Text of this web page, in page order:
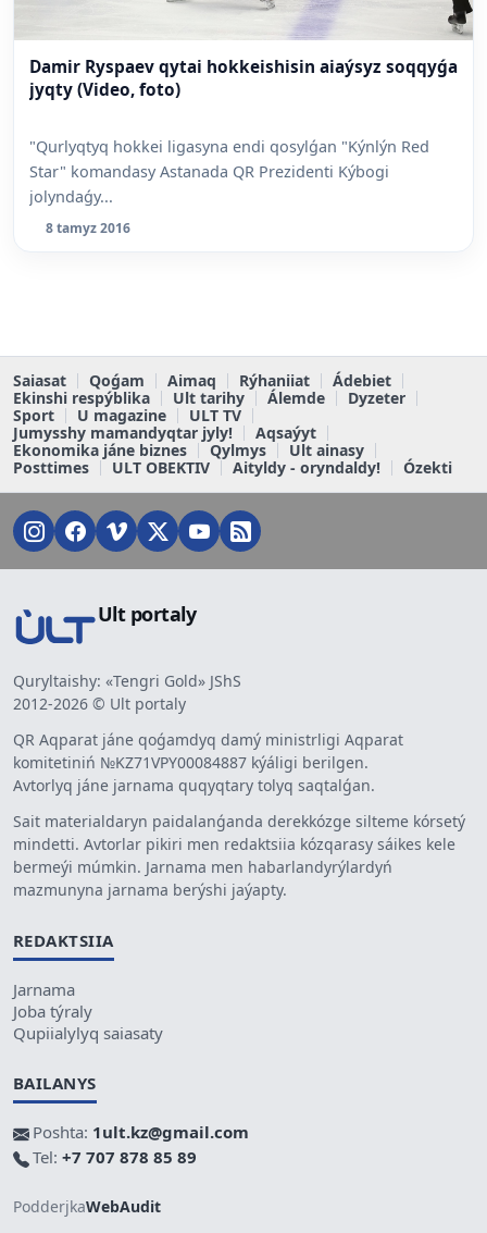
Damir Ryspaev qytai hokkeishisin aiaýsyz soqqyǵa
jyqty (Video, foto)
"Qurlyqtyq hokkei ligasyna endi qosylǵan "Kýnlýn Red
Star" komandasy Astanada QR Prezidenti Kýbogi
jolyndaǵy...
8 tamyz 2016
Saiasat Qoǵam Aimaq Rýhaniiat
Ádebiet
Ekinshi respýblika
Ult tarihy Álemde
Dyzeter
Sport
U magazine
ULT TV
Jumysshy mamandyqtar jyly!
Aqsaýyt
Ekonomika jáne biznes
Qylmys
Ult ainasy
Posttimes
ULT OBEKTIV Aityldy - oryndaldy! Ózekti
Ult portaly
Quryltaishy: «Tengri Gold» JShS
2012-2026 © Ult portaly
QR Aqparat jáne qoǵamdyq damý ministrligi Aqparat
komitetiniń №KZ71VPY00084887 kýáligi berilgen.
Avtorlyq jáne jarnama quqyqtary tolyq saqtalǵan.
Sait materialdaryn paidalanǵanda derekkózge silteme kórsetý
mindetti. Avtorlar pikiri men redaktsiia kózqarasy sáikes kele
bermeýi múmkin. Jarnama men habarlandyrýlardyń
mazmunyna jarnama berýshi jaýapty.
REDAKTSIIA
Jarnama
Joba týraly
Qupiialylyq saiasaty
BAILANYS
Poshta: 1ult.kz@gmail.com
Tel: +7 707 878 85 89
PodderjkaWebAudit